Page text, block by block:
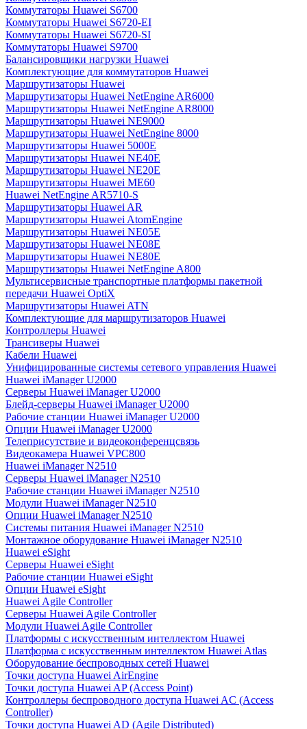
Коммутаторы Huawei S6700
Коммутаторы Huawei S6720-EI
Коммутаторы Huawei S6720-SI
Коммутаторы Huawei S9700
Балансировщики нагрузки Huawei
Комплектующие для коммутаторов Huawei
Маршрутизаторы Huawei
Маршрутизаторы Huawei NetEngine AR6000
Маршрутизаторы Huawei NetEngine AR8000
Маршрутизаторы Huawei NE9000
Маршрутизаторы Huawei NetEngine 8000
Маршрутизаторы Huawei 5000E
Маршрутизаторы Huawei NE40E
Маршрутизаторы Huawei NE20E
Маршрутизаторы Huawei ME60
Huawei NetEngine AR5710-S
Маршрутизаторы Huawei AR
Маршрутизаторы Huawei AtomEngine
Маршрутизаторы Huawei NE05E
Маршрутизаторы Huawei NE08E
Маршрутизаторы Huawei NE80E
Маршрутизаторы Huawei NetEngine A800
Мультисервисные транспортные платформы пакетной
передачи Huawei OptiX
Маршрутизаторы Huawei ATN
Комплектующие для маршрутизаторов Huawei
Контроллеры Huawei
Трансиверы Huawei
Кабели Huawei
Унифицированные системы сетевого управления Huawei
Huawei iManager U2000
Серверы Huawei iManager U2000
Блейд-серверы Huawei iManager U2000
Рабочие станции Huawei iManager U2000
Опции Huawei iManager U2000
Телеприсутствие и видеоконференцсвязь
Видеокамера Huawei VPC800
Huawei iManager N2510
Серверы Huawei iManager N2510
Рабочие станции Huawei iManager N2510
Модули Huawei iManager N2510
Опции Huawei iManager N2510
Системы питания Huawei iManager N2510
Монтажное оборудование Huawei iManager N2510
Huawei eSight
Серверы Huawei eSight
Рабочие станции Huawei eSight
Опции Huawei eSight
Huawei Agile Controller
Серверы Huawei Agile Controller
Модули Huawei Agile Controller
Платформы с искусственным интеллектом Huawei
Платформа с искусственным интеллектом Huawei Atlas
Оборудование беспроводных сетей Huawei
Точки доступа Huawei AirEngine
Точки доступа Huawei AP (Access Point)
Контроллеры беспроводного доступа Huawei AC (Access
Controller)
Точки доступа Huawei AD (Agile Distributed)